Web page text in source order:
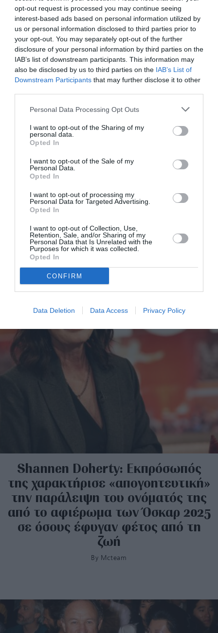
opt-out request is processed you may continue seeing
interest-based ads based on personal information utilized by
us or personal information disclosed to third parties prior to
your opt-out. You may separately opt-out of the further
disclosure of your personal information by third parties on the
IAB’s list of downstream participants. This information may
also be disclosed by us to third parties on the IAB’s List of
Downstream Participants that may further disclose it to other
Personal Data Processing Opt Outs
I want to opt-out of the Sharing of my
personal data.
Opted In
I want to opt-out of the Sale of my
Personal Data.
Opted In
I want to opt-out of processing my
Personal Data for Targeted Advertising.
Opted In
I want to opt-out of Collection, Use,
Retention, Sale, and/or Sharing of my
Personal Data that Is Unrelated with the
Purposes for which it was collected.
Opted In
CONFIRM
Data Deletion Data Access Privacy Policy
Το τραγικό τέλος του Τζιν
Χάκμαν: Πέθανε λιμοκτονώντας,
ζούσε με τη σορό της γυναίκας
του στο σπίτι επί μία εβδομάδα
Shannen Doherty: Εκπρόσωπός
της χαρακτήρισε «απογοητευτική»
την παράλειψη του ονόματός της
από το αφιέρωμα των Όσκαρ 2025
σε όσους έφυγαν φέτος από τη
ζωή
By Mcteam